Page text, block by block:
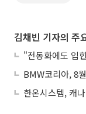
김채빈 기자의 주